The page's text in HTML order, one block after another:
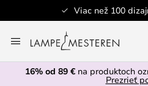
Viac než 100
to
Content
16% od 89 € na produktoch
Prezrieť